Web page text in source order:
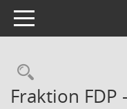
Toggle navigation
Fraktion FDP